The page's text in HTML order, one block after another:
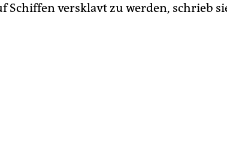
Schiffen versklavt zu werden, schrieb